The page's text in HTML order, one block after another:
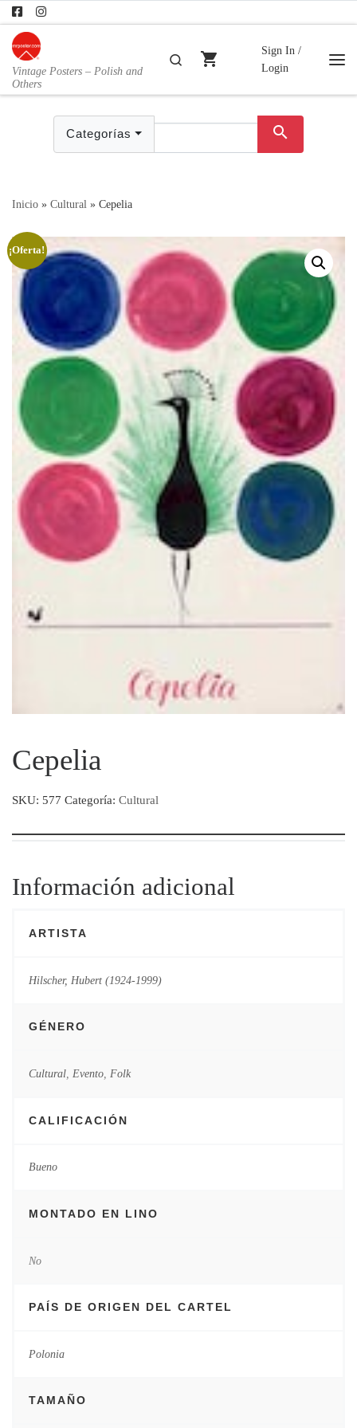
Skip to content
Vintage Posters – Polish and
Others
Buscar
shopping_cart
Sign In /
Login
Categorías search
Inicio » Cultural » Cepelia
¡Oferta!
Cepelia
SKU: 577 Categoría: Cultural
Información adicional
ARTISTA
Hilscher, Hubert (1924-1999)
GÉNERO
Cultural, Evento, Folk
CALIFICACIÓN
Bueno
MONTADO EN LINO
No
PAÍS DE ORIGEN DEL CARTEL
Polonia
TAMAÑO